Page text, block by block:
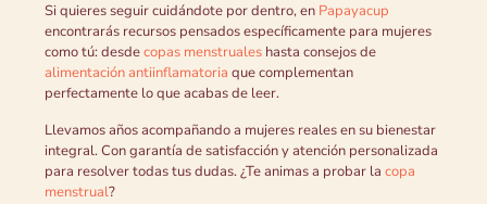
Si quieres seguir cuidándote por dentro, en Papayacup
encontrarás recursos pensados específicamente para mujeres
como tú: desdecopas menstrualeshasta consejos de
alimentación antiinflamatoria que complementan
perfectamente lo que acabas de leer.
Llevamos años acompañando a mujeres reales en su bienestar
integral. Con garantía de satisfacción y atención personalizada
para resolver todas tus dudas. ¿Te animas a probar la copa
menstrual?